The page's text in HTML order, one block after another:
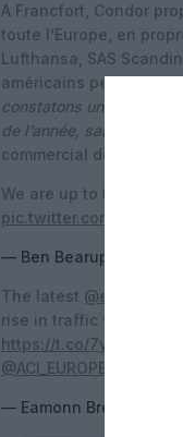
A Francfort, Condor
toute l’Europe, en
Lufthansa, SAS
américains peuvent
constatons une vive
de l’année, sans qu’à,
commercial du
We are up to three
pic.twitter.com/
— Ben Bearup
The latest @eurocontrol
rise in traffic with the
https://t.co/7yBoK7jZXh
@ACI_EUROPE
— Eamonn Brennan